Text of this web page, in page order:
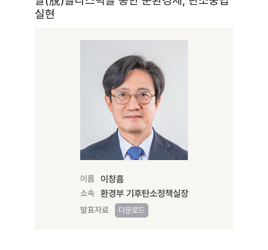
실현
이름 이창흠
소속 환경부 기후탄소정책실장
발표자료 다운로드